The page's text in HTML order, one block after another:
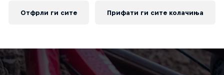
Отфрли ги сите Прифати ги сите колачиња